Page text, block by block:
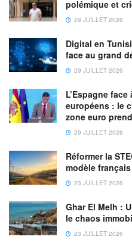
polémique et
29 JUILLET 2026
Digital en
face au grand
29 JUILLET 2026
L’Espagne
européens : le
zone euro
29 JUILLET 2026
Réformer la
modèle
23 JUILLET 2026
Ghar El Melh :
le chaos
23 JUILLET 2026